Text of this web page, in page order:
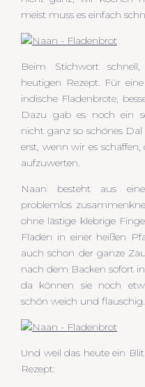
meist muss es einfach
Beim Stichwort
heutigen Rezept. Für
indische Fladenbrote,
Dazu gab es noch ein
nicht ganz so schönes
erst, wenn wir es
aufzuwerten.
Naan besteht aus
problemlos
ohne lästige klebrige
Fladen in einer heißen
auch schon der ganze
nach dem Backen sofort
da können sie noch
schön weich und flauschig.
Und weil das heute ein
Rezept: